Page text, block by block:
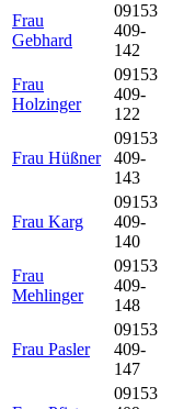
Frau
Gebhard
09153
409-
142
Frau
Holzinger
09153
409-
122
Frau Hüßner
09153
409-
143
Frau Karg
09153
409-
140
Frau
Mehlinger
09153
409-
148
Frau Pasler
09153
409-
147
09153